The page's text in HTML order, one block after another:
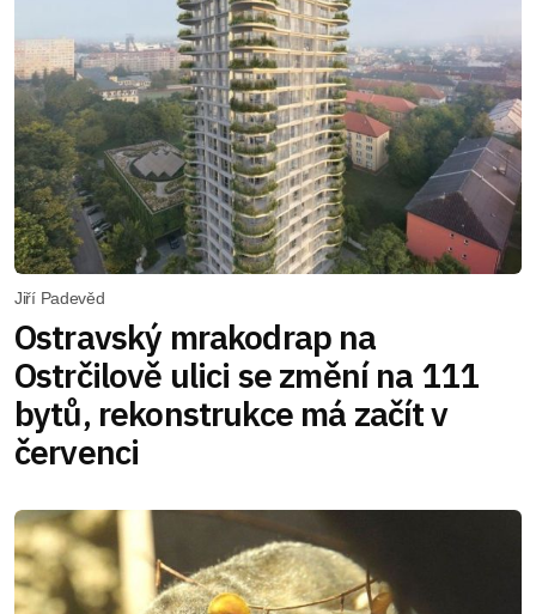
Jiří Padevěd
Ostravský mrakodrap na
Ostrčilově ulici se změní na 111
bytů, rekonstrukce má začít v
červenci